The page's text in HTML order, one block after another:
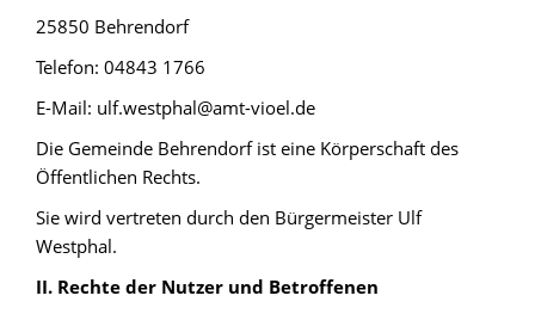
25850 Behrendorf
Telefon: 04843 1766
E-Mail: ulf.westphal@amt-vioel.de
Die Gemeinde Behrendorf ist eine Körperschaft des
Öffentlichen Rechts.
Sie wird vertreten durch den Bürgermeister Ulf
Westphal.
II. Rechte der Nutzer und Betroffenen